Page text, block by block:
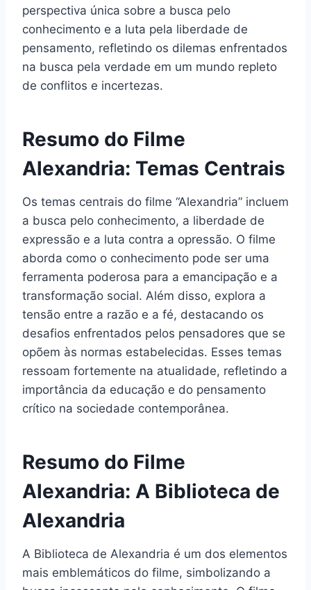
perspectiva única sobre a busca pelo
conhecimento e a luta pela liberdade de
pensamento, refletindo os dilemas enfrentados
na busca pela verdade em um mundo repleto
de conflitos e incertezas.
Resumo do Filme
Alexandria: Temas Centrais
Os temas centrais do filme “Alexandria” incluem
a busca pelo conhecimento, a liberdade de
expressão e a luta contra a opressão. O filme
aborda como o conhecimento pode ser uma
ferramenta poderosa para a emancipação e a
transformação social. Além disso, explora a
tensão entre a razão e a fé, destacando os
desafios enfrentados pelos pensadores que se
opõem às normas estabelecidas. Esses temas
ressoam fortemente na atualidade, refletindo a
importância da educação e do pensamento
crítico na sociedade contemporânea.
Resumo do Filme
Alexandria: A Biblioteca de
Alexandria
A Biblioteca de Alexandria é um dos elementos
mais emblemáticos do filme, simbolizando a